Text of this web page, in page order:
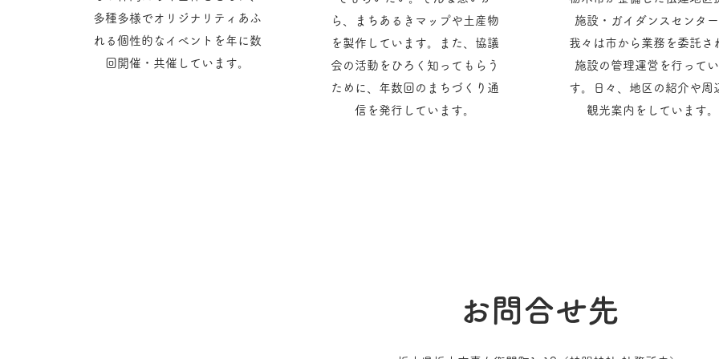
多種多様でオリジナリティあふ
れる個性的なイベントを年に数
回開催・共催しています。
ら、まちあるきマップや土産物
を製作しています。また、協議
会の活動をひろく知ってもらう
ために、年数回のまちづくり通
信を発行しています。
施設・ガイダンスセンター
我々は市から業務を委託さ
施設の管理運営を行ってい
す。日々、地区の紹介や周
観光案内をしています。
お問合せ先